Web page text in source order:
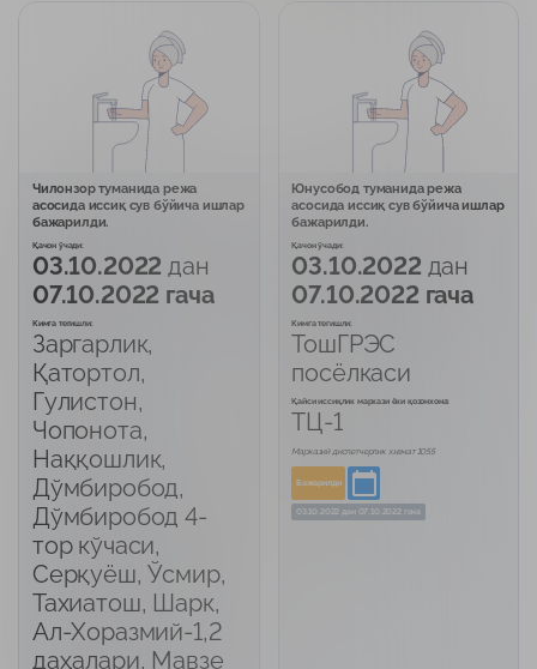
Чилонзор туманида режа
асосида иссиқ сув бўйича ишлар
бажарилди.
Қачон ўчади:
03.10.2022 дан
07.10.2022 гача
Кимга тегишли:
Заргарлик,
Қатортол,
Гулистон,
Чопонота,
Наққошлик,
Дўмбиробод,
Дўмбиробод 4-
тор кўчаси,
Серқуёш, Ўсмир,
Тахиатош, Шарк,
Ал-Хоразмий-1,2
даҳалари, Мавзе
Юнусобод туманида режа
асосида иссиқ сув бўйича ишлар
бажарилди.
Қачон ўчади:
03.10.2022 дан
07.10.2022 гача
Кимга тегишли:
ТошГРЭС
посёлкаси
Қайси иссиқлик маркази ёки қозонхона:
ТЦ-1
Марказий диспетчерлик хизмат 1055
Бажарилди
03.10.2022 дан 07.10.2022 гача